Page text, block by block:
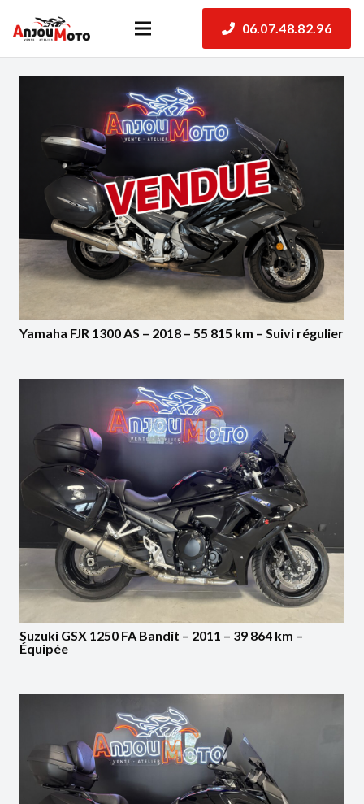
06.07.48.82.96
Yamaha FJR 1300 AS – 2018 – 55 815 km – Suivi régulier
Suzuki GSX 1250 FA Bandit – 2011 – 39 864 km –
Équipée